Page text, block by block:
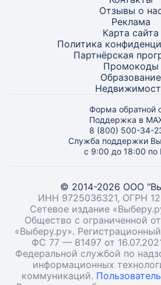
Отзывы о
Реклама
Карта сайта
Политика
Партнёрская
Промокоды
Образование
Форма обратной
Поддержка в
8 (800) 500-34-
Служба поддержки
с 9:00 до 18:00
© 2014-2026 ООО
ИНН 9725036321, ОГРН
Сетевое издание
Общество с ограниченной
«Выберу.ру».
ФС 77 — 81497 от
Федеральной службой по
информационных
коммуникаций.